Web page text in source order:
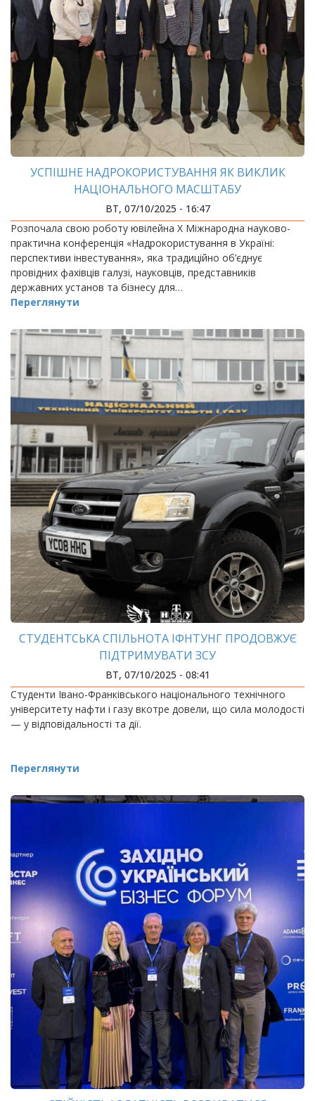
УСПІШНЕ НАДРОКОРИСТУВАННЯ ЯК ВИКЛИК
НАЦІОНАЛЬНОГО МАСШТАБУ
ВТ, 07/10/2025 - 16:47
Розпочала свою роботу ювілейна Х Міжнародна науково-
практична конференція «Надрокористування в Україні:
перспективи інвестування», яка традиційно об’єднує
провідних фахівців галузі, науковців, представників
державних установ та бізнесу для…
Переглянути
СТУДЕНТСЬКА СПІЛЬНОТА ІФНТУНГ ПРОДОВЖУЄ
ПІДТРИМУВАТИ ЗСУ
ВТ, 07/10/2025 - 08:41
Студенти Івано-Франківського національного технічного
університету нафти і газу вкотре довели, що сила молодості
— у відповідальності та дії.
Переглянути